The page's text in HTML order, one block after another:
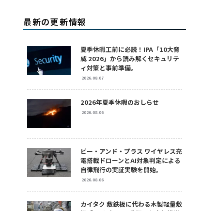
最新の更新情報
夏季休暇工前に必読！IPA「10大脅
威 2026」から読み解くセキュリテ
ィ対策と事前準備。
2026.08.07
2026年夏季休暇のおしらせ
2026.08.06
ビー・アンド・プラス ワイヤレス充
電搭載ドローンとAI対象判定による
自律飛行の実証実験を開始。
2026.08.06
カイタク 敷鉄板に代わる木製軽量敷